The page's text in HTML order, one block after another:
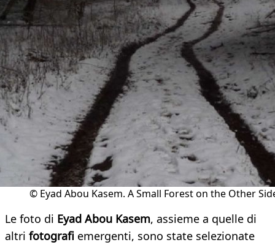
© Eyad Abou Kasem. A Small Forest on the Other
Le foto di Eyad Abou Kasem, assieme a quelle di
altri fotografi emergenti, sono state selezionate